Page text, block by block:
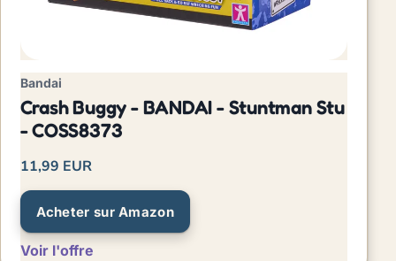
Bandai
Crash Buggy - BANDAI - Stuntman Stu
- COSS8373
11,99 EUR
Acheter sur Amazon
Voir l'offre